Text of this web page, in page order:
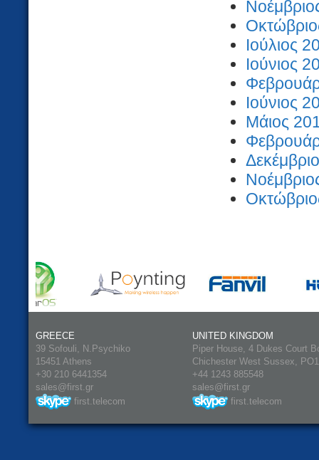
Ιούλιος
Ιούνιος
Ιούνιος
Μάιος
GREECE
39 Sofouli, N.Psychiko
15451 Athens
+30 210 6441354
sales@first.gr
first.telecom
UNITED KINGDOM
Piper House, 4 Dukes Court
Chichester West Sussex,
+44 1243 885548
sales@first.gr
first.telecom